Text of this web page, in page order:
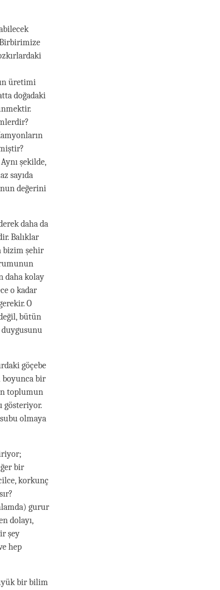
üretimi
doğadaki
şekilde,
sayıda
değerini
daha da
Balıklar
bizim şehir
daha kolay
o kadar
O
bütün
göçebe
boyunca bir
toplumun
gösteriyor.
olmaya
bir
korkunç
gurur
dolayı,
şey
hep
bir bilim